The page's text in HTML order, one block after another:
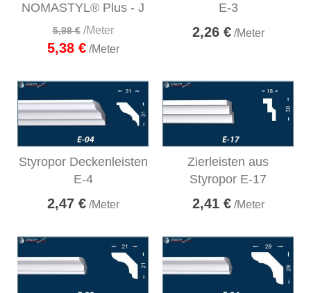
NOMASTYL® Plus - J
5,98 €/Meter
5,38 €/Meter
E-3
2,26 €/Meter
Styropor Deckenleisten
E-4
2,47 €/Meter
Zierleisten aus
Styropor E-17
2,41 €/Meter